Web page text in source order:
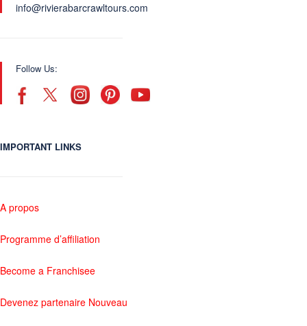
info@rivierabarcrawltours.com
Follow Us:
IMPORTANT LINKS
A propos
Programme d’affiliation
Become a Franchisee
Devenez partenaire Nouveau